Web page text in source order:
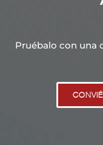
Pruébalo con una